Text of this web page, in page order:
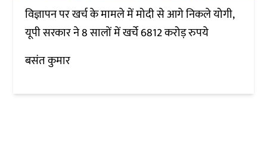
विज्ञापन पर खर्च के मामले में मोदी से आगे निकले योगी,
यूपी सरकार ने 8 सालों में खर्चे 6812 करोड़ रुपये
बसंत कुमार